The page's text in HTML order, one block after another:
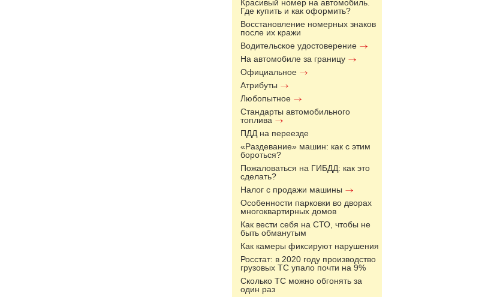
Красивый номер на автомобиль.
Где купить и как оформить?
Восстановление номерных знаков
после их кражи
Водительское удостоверение
На автомобиле за границу
Официальное
Атрибуты
Любопытное
Стандарты автомобильного
топлива
ПДД на переезде
«Раздевание» машин: как с этим
бороться?
Пожаловаться на ГИБДД: как это
сделать?
Налог с продажи машины
Особенности парковки во дворах
многоквартирных домов
Как вести себя на СТО, чтобы не
быть обманутым
Как камеры фиксируют нарушения
Росстат: в 2020 году производство
грузовых ТС упало почти на 9%
Сколько ТС можно обгонять за
один раз